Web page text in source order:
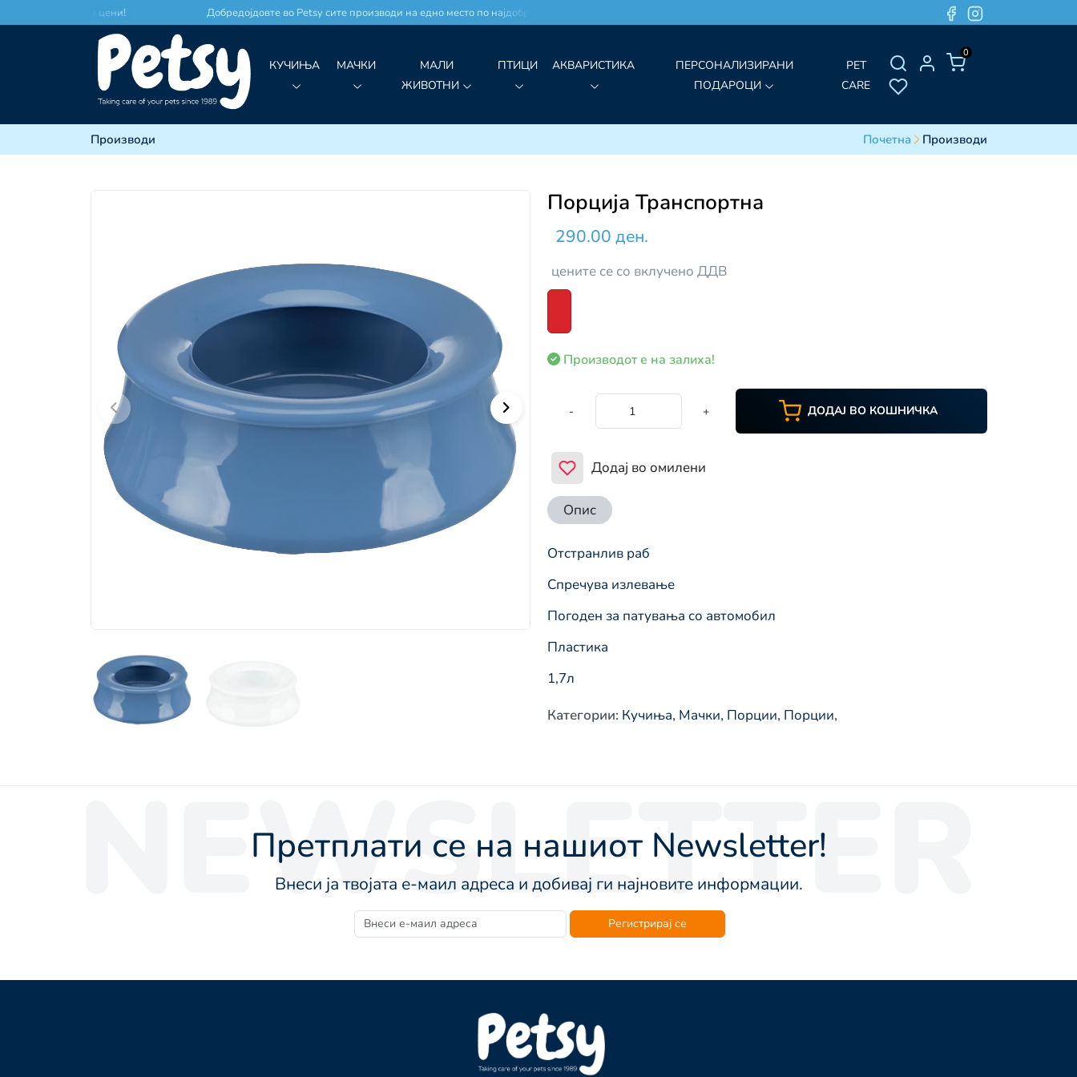
по најдобри цени! Добредојдовте во Petsy сите производи на едно место по најдобри цени!
0
КУЧИЊА МАЧКИ
МАЛИ
ЖИВОТНИ
ПТИЦИ АКВАРИСТИКА
ПЕРСОНАЛИЗИРАНИ
ПОДАРОЦИ
PET
CARE
Производи Почетна Производи
Порција Транспортна
290.00 ден.
цените се со вклучено ДДВ
Производот е на залиха!
- + ДОДАЈ ВО КОШНИЧКА
Додај во омилени
Опис
Отстранлив раб
Спречува излевање
Погоден за патувања со автомобил
Пластика
1,7л
Категории: Кучиња, Мачки, Порции, Порции,
NEWSLETTER
Претплати се на нашиот Newsletter!
Внеси ја твојата е-маил адреса и добивај ги најновите информации.
Регистрирај се